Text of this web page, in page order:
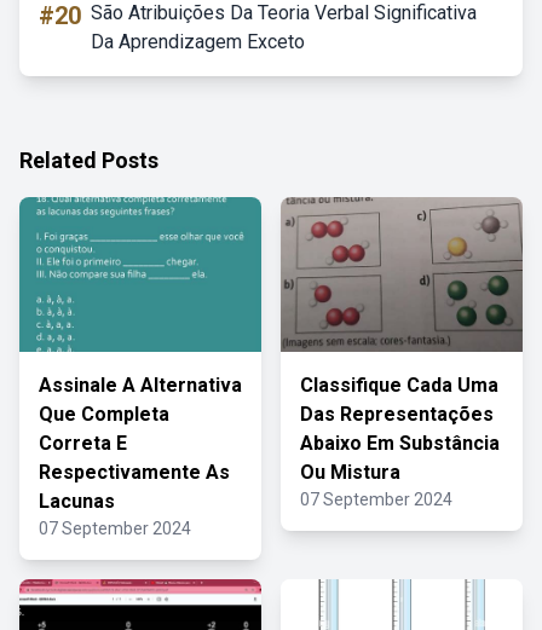
#20 São Atribuições Da Teoria Verbal Significativa
Da Aprendizagem Exceto
Related Posts
Assinale A Alternativa
Que Completa
Correta E
Respectivamente As
Lacunas
07 September 2024
Classifique Cada Uma
Das Representações
Abaixo Em Substância
Ou Mistura
07 September 2024